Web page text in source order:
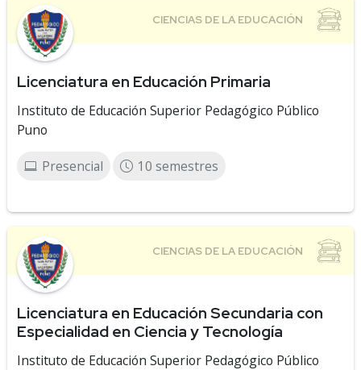
Licenciatura en Educación Primaria
Instituto de Educación Superior Pedagógico Público
Puno
Presencial 10 semestres
Licenciatura en Educación Secundaria con
Especialidad en Ciencia y Tecnología
Instituto de Educación Superior Pedagógico Público